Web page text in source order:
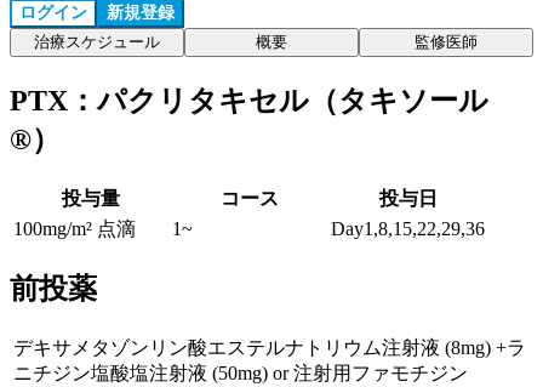
ログイン 新規登録
治療スケジュール 概要 監修医師
PTX：パクリタキセル（タキソール
®）
投与量 コース
投与日
100mg/m² 点滴
1~ Day1,8,15,22,29,36
前投薬
デキサメタゾンリン酸エステルナトリウム注射液 (8mg) +ラ
ニチジン塩酸塩注射液 (50mg) or 注射用ファモチジン